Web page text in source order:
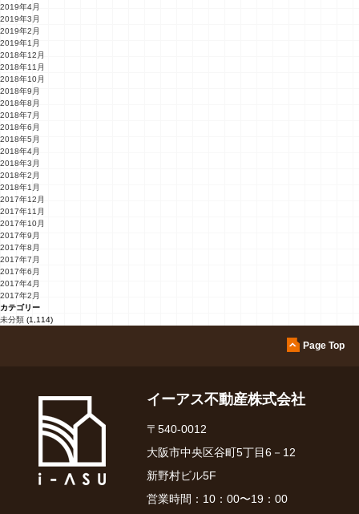
2019年4月
2019年3月
2019年2月
2019年1月
2018年12月
2018年11月
2018年10月
2018年9月
2018年8月
2018年7月
2018年6月
2018年5月
2018年4月
2018年3月
2018年2月
2018年1月
2017年12月
2017年11月
2017年10月
2017年9月
2017年8月
2017年7月
2017年6月
2017年4月
2017年2月
カテゴリー
未分類 (1,114)
Page Top
イーアス不動産株式会社
〒540-0012
大阪市中央区谷町5丁目6－12
新野村ビル5F
営業時間：10：00〜19：00